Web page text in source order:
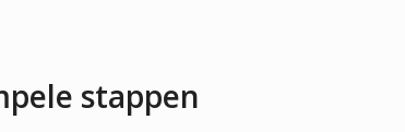
stappen